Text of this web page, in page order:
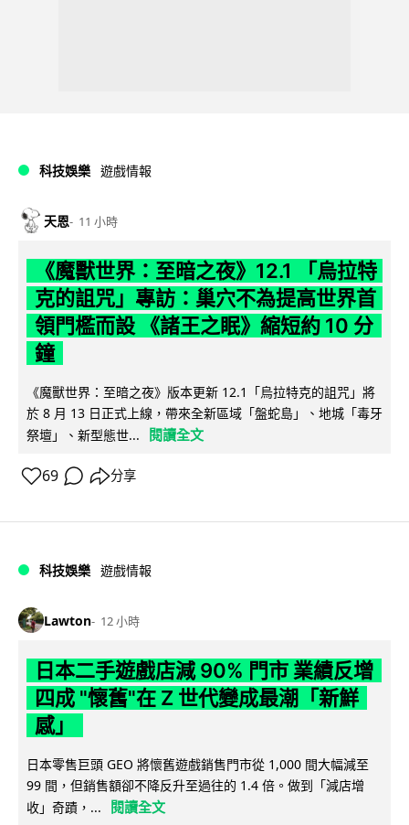
科技娛樂 遊戲情報
天恩 11 小時
《魔獸世界：至暗之夜》12.1 「烏拉特
克的詛咒」專訪：巢穴不為提高世界首
領門檻而設 《諸王之眠》縮短約 10 分
鐘
《魔獸世界：至暗之夜》版本更新 12.1「烏拉特克的詛咒」將
於 8 月 13 日正式上線，帶來全新區域「盤蛇島」、地城「毒牙
祭壇」、新型態世...
閱讀全文
69 分享
科技娛樂 遊戲情報
Lawton 12 小時
日本二手遊戲店減 90% 門市 業績反增
四成 "懷舊"在 Z 世代變成最潮「新鮮
感」
日本零售巨頭 GEO 將懷舊遊戲銷售門市從 1,000 間大幅減至
99 間，但銷售額卻不降反升至過往的 1.4 倍。做到「減店增
收」奇蹟，...
閱讀全文